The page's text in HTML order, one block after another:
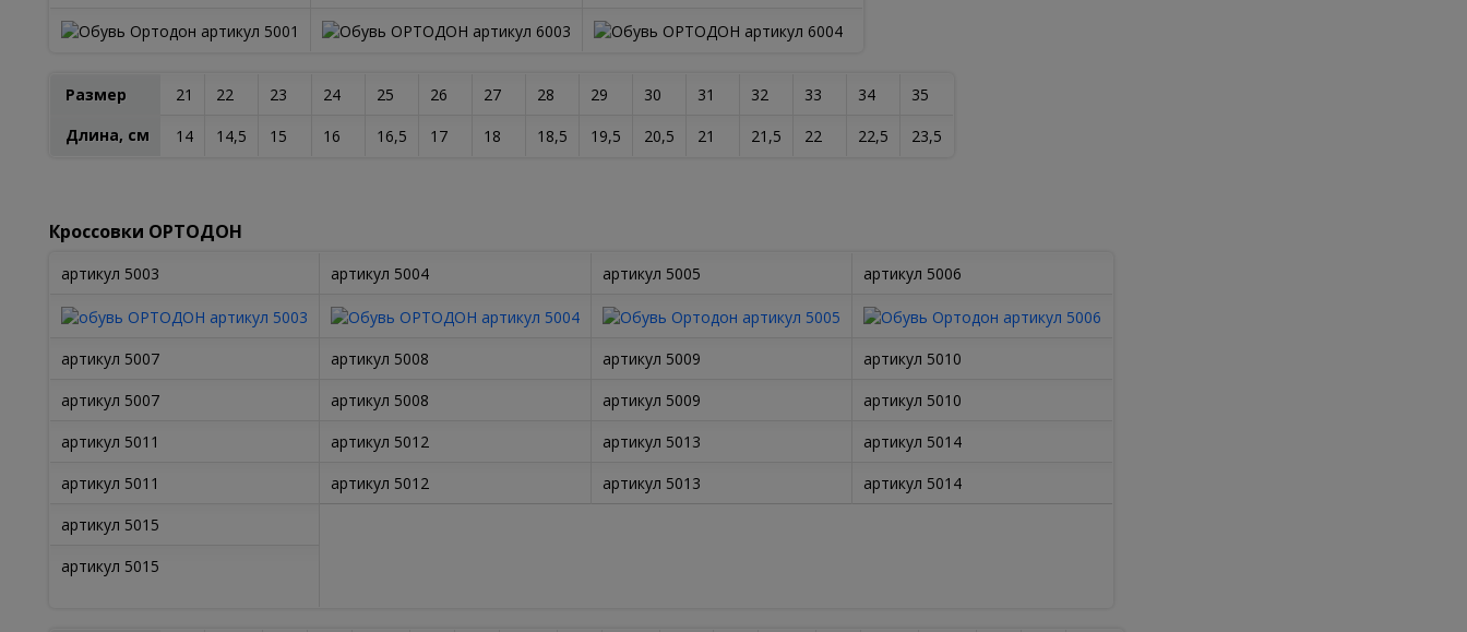
Размер 21 22 23 24 25 26 27 28 29 30 31 32 33 34
35
Длина, см
14 14,5 15 16 16,5 17 18 18,5 19,5 20,5 21 21,5 22 22,5 23,5
Кроссовки ОРТОДОН
артикул 5003 артикул 5004 артикул 5005 артикул 5006
артикул 5007 артикул 5008 артикул 5009
артикул 5010
артикул 5007
артикул 5008 артикул 5009
артикул 5010
артикул 5011
артикул 5012 артикул 5013
артикул 5014
артикул 5011
артикул 5012 артикул 5013
артикул 5014
артикул 5015
артикул 5015